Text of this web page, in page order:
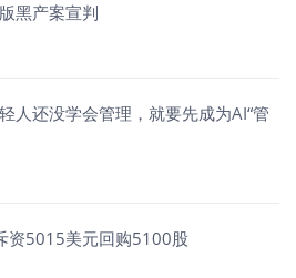
黑产案宣判
人还没学会管理，就要先成为AI“管
资5015美元回购5100股